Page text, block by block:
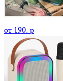
от 190. p